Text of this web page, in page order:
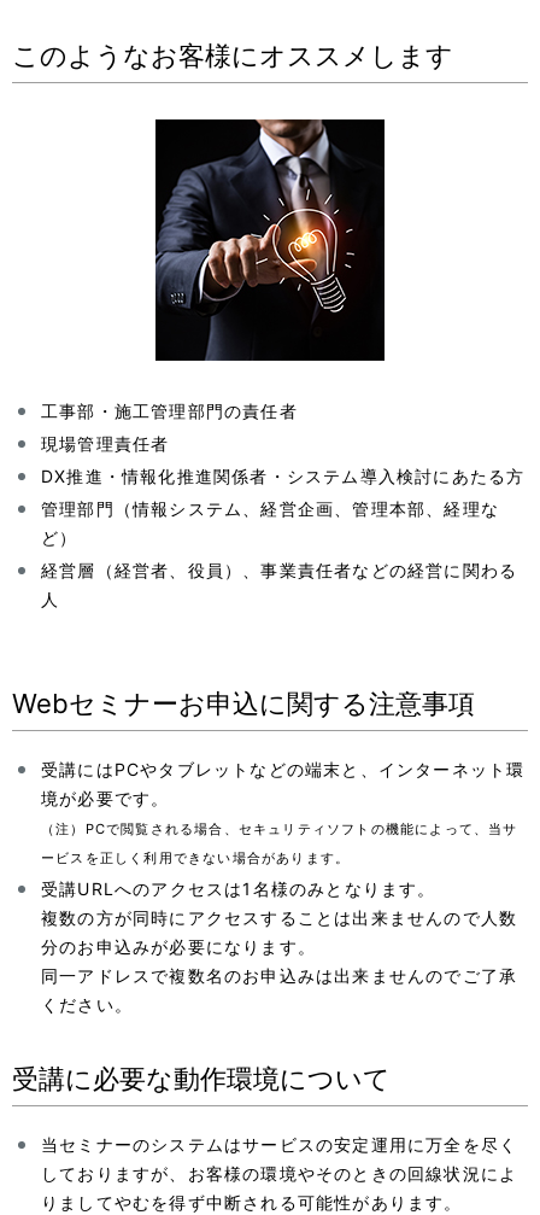
このようなお客様にオススメします
工事部・施工管理部門の責任者
現場管理責任者
DX推進・情報化推進関係者・システム導入検討にあたる方
管理部門（情報システム、経営企画、管理本部、経理な
ど）
経営層（経営者、役員）、事業責任者などの経営に関わる
人
Webセミナーお申込に関する注意事項
受講にはPCやタブレットなどの端末と、インターネット環
境が必要です。
（注）PCで閲覧される場合、セキュリティソフトの機能によって、当サ
ービスを正しく利用できない場合があります。
受講URLへのアクセスは1名様のみとなります。
複数の方が同時にアクセスすることは出来ませんので人数
分のお申込みが必要になります。
同一アドレスで複数名のお申込みは出来ませんのでご了承
ください。
受講に必要な動作環境について
当セミナーのシステムはサービスの安定運用に万全を尽く
しておりますが、お客様の環境やそのときの回線状況によ
りましてやむを得ず中断される可能性があります。